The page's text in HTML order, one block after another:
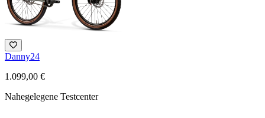
Danny24
1.099,00 €
Nahegelegene Testcenter